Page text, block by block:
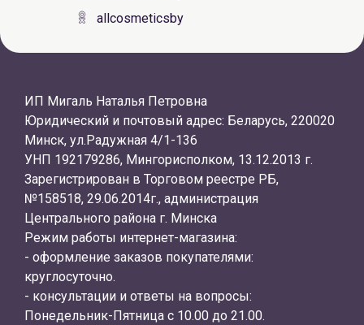
allcosmeticsby
ИП Мигаль Наталья Петровна
Юридический и почтовый адрес: Беларусь, 220020
Минск, ул.Радужная 4/1-136
УНП 192179286, Мингорисполком, 13.12.2013 г.
Зарегистрирован в Торговом реестре РБ,
№158518, 29.06.2014г., администрация
Центрального района г. Минска
Режим работы интернет-магазина:
- оформление заказов покупателями:
круглосуточно.
- консультации и ответы на вопросы:
Понедельник-Пятница с 10.00 до 21.00.